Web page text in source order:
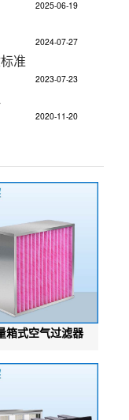
2025-06-19
2024-07-27
准
2023-07-23
2020-11-20
箱式空气过滤器